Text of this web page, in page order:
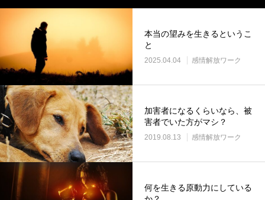
本当の望みを生きるというこ
と
2025.04.04 感情解放ワーク
加害者になるくらいなら、被
害者でいた方がマシ？
2019.08.13 感情解放ワーク
何を生きる原動力にしている